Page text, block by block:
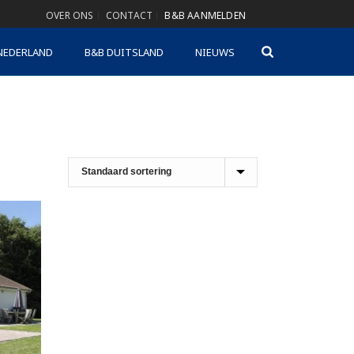
OVER ONS CONTACT B&B AANMELDEN
B&B DUITSLAND NIEUWS